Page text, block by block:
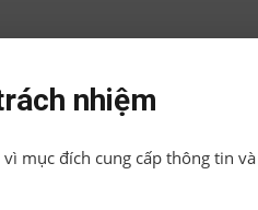
nhiệm
mục đích cung cấp thông tin và